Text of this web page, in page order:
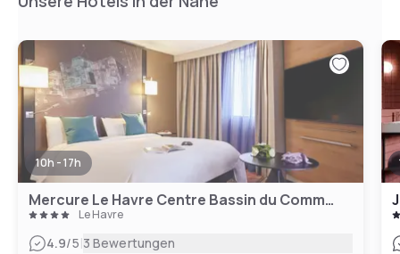
10h - 17h
Mercure Le Havre Centre Bassin du Commerce Hotel
Le Havre
4.9/5|3 Bewertungen